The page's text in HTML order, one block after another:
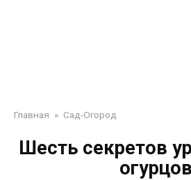
Главная » Сад-Огород
Шесть секретов
огурцов